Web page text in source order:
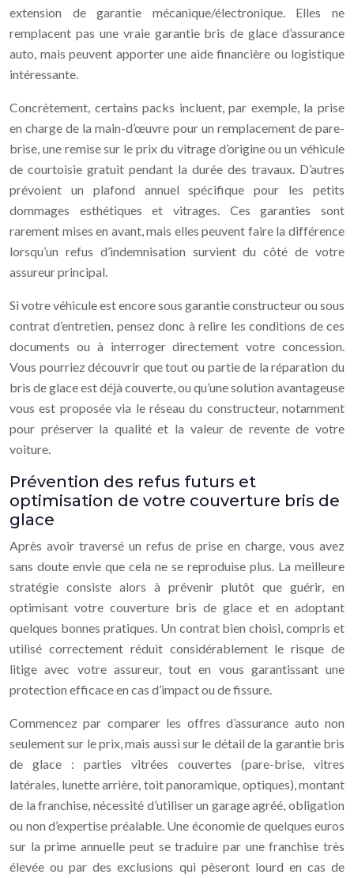
extension de garantie mécanique/électronique. Elles ne
remplacent pas une vraie garantie bris de glace d’assurance
auto, mais peuvent apporter une aide financière ou logistique
intéressante.
Concrètement, certains packs incluent, par exemple, la prise
en charge de la main-d’œuvre pour un remplacement de pare-
brise, une remise sur le prix du vitrage d’origine ou un véhicule
de courtoisie gratuit pendant la durée des travaux. D’autres
prévoient un plafond annuel spécifique pour les petits
dommages esthétiques et vitrages. Ces garanties sont
rarement mises en avant, mais elles peuvent faire la différence
lorsqu’un refus d’indemnisation survient du côté de votre
assureur principal.
Si votre véhicule est encore sous garantie constructeur ou sous
contrat d’entretien, pensez donc à relire les conditions de ces
documents ou à interroger directement votre concession.
Vous pourriez découvrir que tout ou partie de la réparation du
bris de glace est déjà couverte, ou qu’une solution avantageuse
vous est proposée via le réseau du constructeur, notamment
pour préserver la qualité et la valeur de revente de votre
voiture.
Prévention des refus futurs et
optimisation de votre couverture bris de
glace
Après avoir traversé un refus de prise en charge, vous avez
sans doute envie que cela ne se reproduise plus. La meilleure
stratégie consiste alors à prévenir plutôt que guérir, en
optimisant votre couverture bris de glace et en adoptant
quelques bonnes pratiques. Un contrat bien choisi, compris et
utilisé correctement réduit considérablement le risque de
litige avec votre assureur, tout en vous garantissant une
protection efficace en cas d’impact ou de fissure.
Commencez par comparer les offres d’assurance auto non
seulement sur le prix, mais aussi sur le détail de la garantie bris
de glace : parties vitrées couvertes (pare-brise, vitres
latérales, lunette arrière, toit panoramique, optiques), montant
de la franchise, nécessité d’utiliser un garage agréé, obligation
ou non d’expertise préalable. Une économie de quelques euros
sur la prime annuelle peut se traduire par une franchise très
élevée ou par des exclusions qui pèseront lourd en cas de